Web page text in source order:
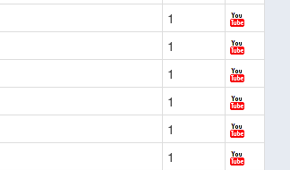
1
1
1
1
1
1